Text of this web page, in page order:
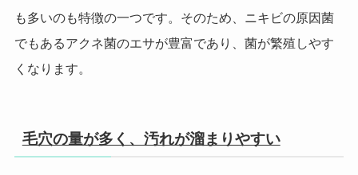
も多いのも特徴の一つです。 そのため、ニキビの原因菌
でもあるアクネ菌のエサが豊富であり、菌が繁殖しやす
くなります。
毛穴の量が多く、汚れが溜まりやすい